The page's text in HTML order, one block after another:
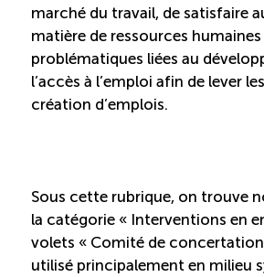
Bilan et reconnaissance des acquis
Initiatives
Programme de francisation
marché du travail, de satisfaire
matière de ressources humaines
problématiques liées au
l’accès à l’emploi afin de lever
création d’emplois.
Sous cette rubrique, on trouve
la catégorie « Interventions en
volets « Comité de concertation
utilisé principalement en milieu